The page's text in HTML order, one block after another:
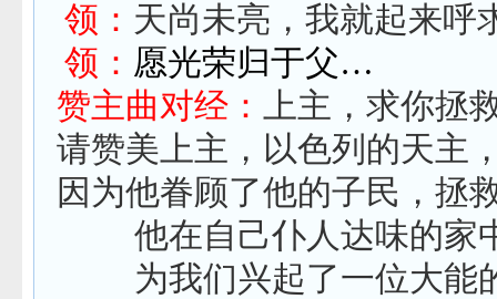
领： 天尚未亮，我就起来呼
领： 愿光荣归于父…
赞主曲对经： 上主，求你拯
请赞美上主，以色列的天主
因为他眷顾了他的子民，拯
他在自己仆人达味的家
为我们兴起了一位大能